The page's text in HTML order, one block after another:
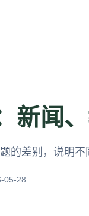
新闻
的差别，说明不
05-28